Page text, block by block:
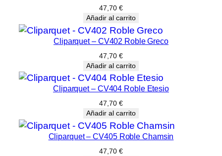
R
6
l
47,70 €
Añadir al carrito
Cliparquet – CV402 Roble Greco
47,70 €
Añadir al carrito
Cliparquet – CV404 Roble Etesio
47,70 €
Añadir al carrito
Cliparquet – CV405 Roble Chamsin
47,70 €